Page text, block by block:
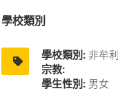
學校類別
學校類別: 非牟利
宗教:
學生性別: 男女